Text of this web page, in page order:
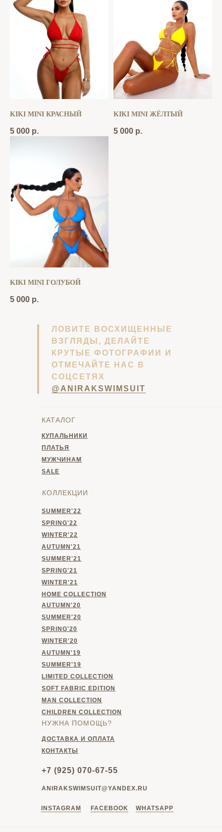
KIKI MINI КРАСНЫЙ
5 000 р.
KIKI MINI ЖЁЛТЫЙ
5 000 р.
KIKI MINI ГОЛУБОЙ
5 000 р.
ЛОВИТЕ ВОСХИЩЕННЫЕ
ВЗГЛЯДЫ, ДЕЛАЙТЕ
КРУТЫЕ ФОТОГРАФИИ И
ОТМЕЧАЙТЕ НАС В
СОЦСЕТЯХ
@ANIRAKSWIMSUIT
КУПАЛЬНИКИ
ПЛАТЬЯ
МУЖЧИНАМ
SALE
КОЛЛЕКЦИИ
КАТАЛОГ
НУЖНА ПОМОЩЬ?
ДОСТАВКА И ОПЛАТА
КОНТАКТЫ
INSTAGRAM FACEBOOK
+7 (925) 070-67-55
WHATSAPP
AUTUMN'20
SUMMER'20
SPRING'20
WINTER'20
AUTUMN'19
SUMMER'19
LIMITED COLLECTION
SOFT FABRIC EDITION
MAN COLLECTION
CHILDREN COLLECTION
ANIRAKSWIMSUIT@YANDEX.RU
SUMMER'22
SPRING'22
WINTER'22
AUTUMN'21
SUMMER'21
SPRING'21
WINTER'21
HOME COLLECTION